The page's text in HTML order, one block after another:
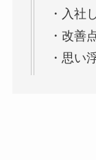
・入社
・改善
・思い